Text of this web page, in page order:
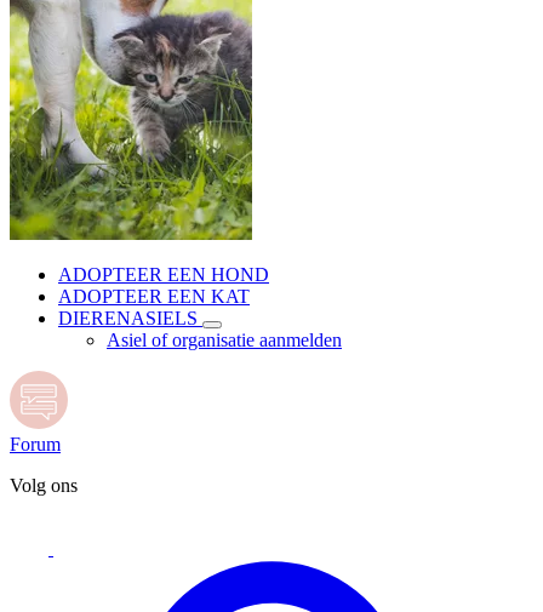
ADOPTEER EEN HOND
ADOPTEER EEN KAT
DIERENASIELS
Asiel of organisatie aanmelden
Forum
Volg ons